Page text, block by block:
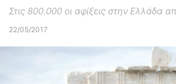
Στις 800.000 οι αφίξεις στην Ελλάδα
22/05/2017